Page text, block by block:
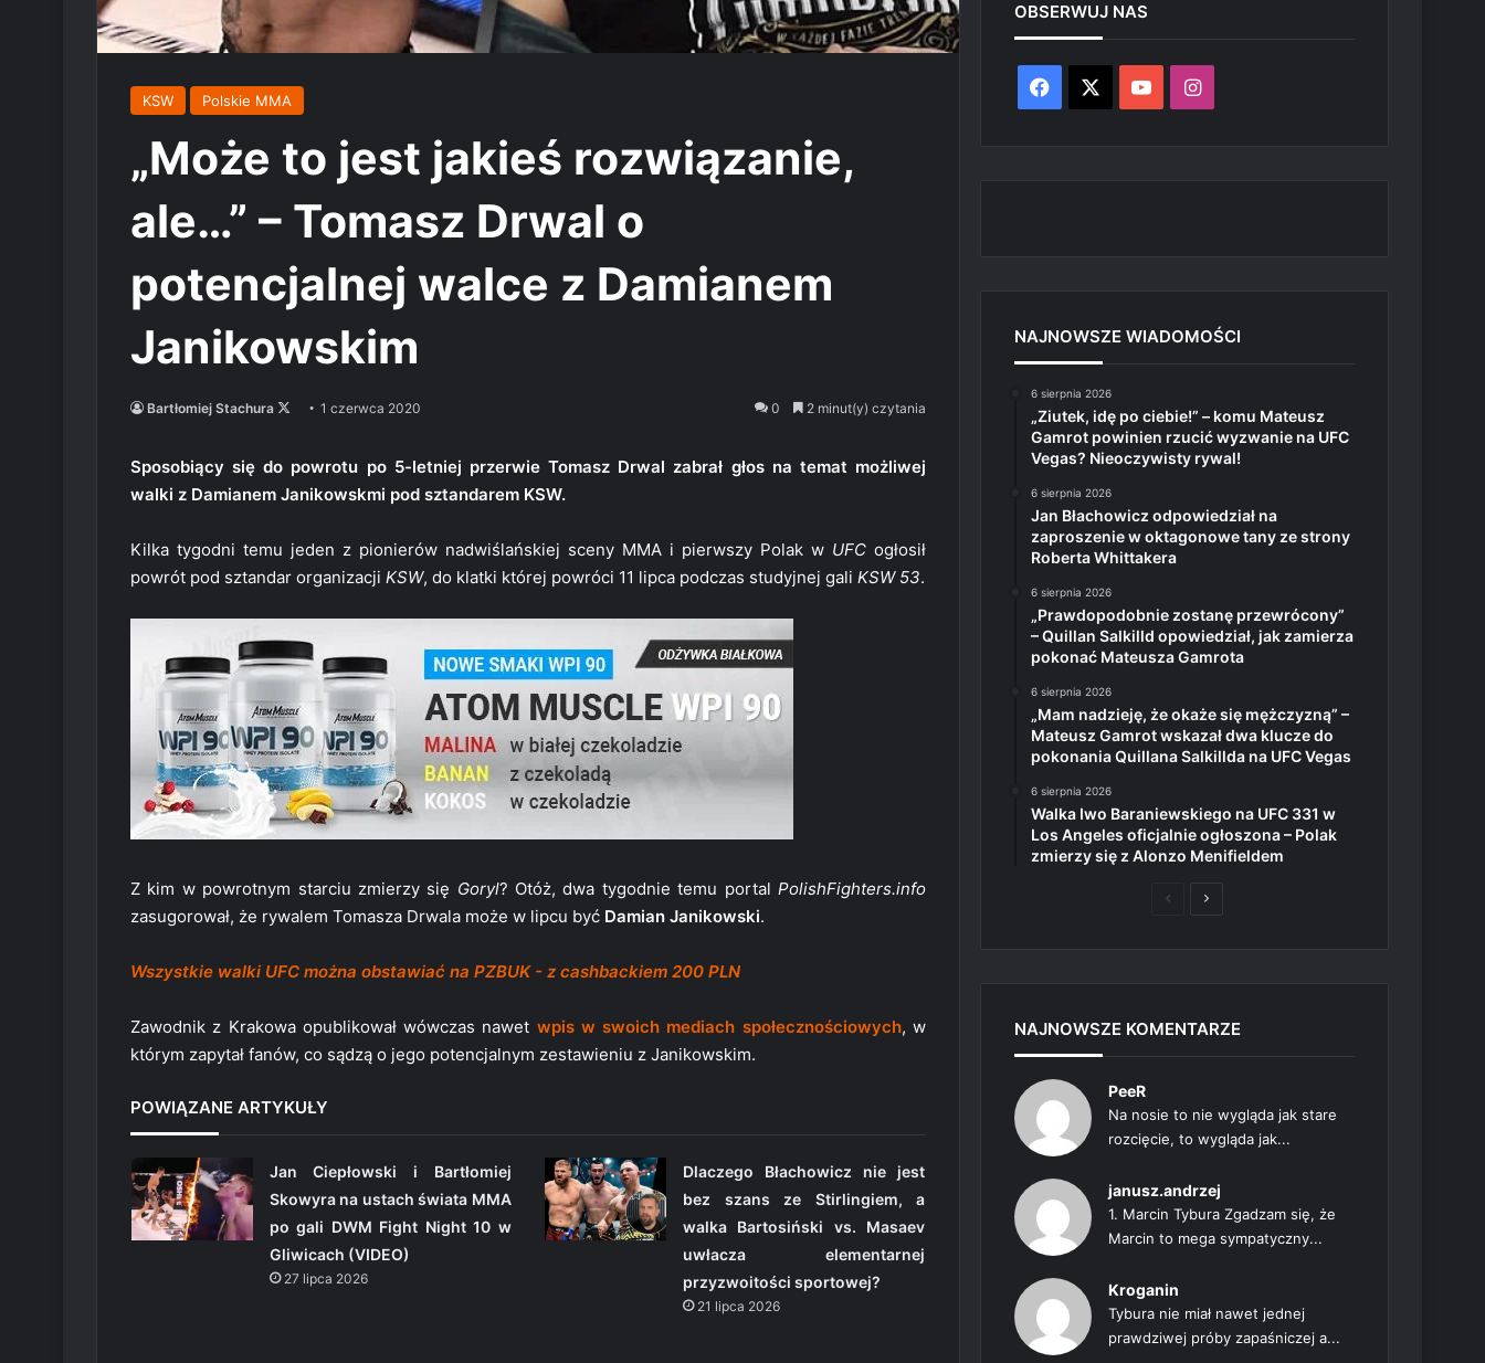
KSW Polskie MMA
„Może to jest jakieś rozwiązanie,
ale…” – Tomasz Drwal o
potencjalnej walce z Damianem
Janikowskim
Bartłomiej Stachura
Follow
X
1 czerwca 2020 0 2 minut(y) czytania
Sposobiący się do powrotu po 5-letniej przerwie Tomasz Drwal zabrał głos na temat możliwej
walki z Damianem Janikowskmi pod sztandarem KSW.
Kilka tygodni temu jeden z pionierów nadwiślańskiej sceny MMA i pierwszy Polak w UFC ogłosił
powrót pod sztandar organizacji KSW, do klatki której powróci 11 lipca podczas studyjnej gali KSW 53.
Z kim w powrotnym starciu zmierzy się Goryl? Otóż, dwa tygodnie temu portalPolishFighters.info
zasugorował, że rywalem Tomasza Drwala może w lipcu być Damian Janikowski.
Wszystkie walki UFC można obstawiać na PZBUK - z cashbackiem 200 PLN
Zawodnik z Krakowa opublikował wówczas nawet wpis w swoich mediach społecznościowych, w
którym zapytał fanów, co sądzą o jego potencjalnym zestawieniu z Janikowskim.
POWIĄZANE ARTYKUŁY
Jan Ciepłowski i Bartłomiej
Skowyra na ustach świata MMA
po gali DWM Fight Night 10 w
Gliwicach (VIDEO)
27 lipca 2026
Dlaczego Błachowicz nie jest
bez szans ze Stirlingiem, a
walka Bartosiński vs. Masaev
uwłacza elementarnej
przyzwoitości sportowej?
21 lipca 2026
OBSERWUJ NAS
Facebook YouTubeInstagram
NAJNOWSZE WIADOMOŚCI
6 sierpnia 2026
„Ziutek, idę po ciebie!” – komu Mateusz
Gamrot powinien rzucić wyzwanie na UFC
Vegas? Nieoczywisty rywal!
6 sierpnia 2026
Jan Błachowicz odpowiedział na
zaproszenie w oktagonowe tany ze strony
Roberta Whittakera
6 sierpnia 2026
„Prawdopodobnie zostanę przewrócony”
– Quillan Salkilld opowiedział, jak zamierza
pokonać Mateusza Gamrota
6 sierpnia 2026
„Mam nadzieję, że okaże się mężczyzną” –
Mateusz Gamrot wskazał dwa klucze do
pokonania Quillana Salkillda na UFC Vegas
6 sierpnia 2026
Walka Iwo Baraniewskiego na UFC 331 w
Los Angeles oficjalnie ogłoszona – Polak
zmierzy się z Alonzo Menifieldem
PoprzedniaNastępna
NAJNOWSZE KOMENTARZE
PeeR
Na nosie to nie wygląda jak stare
rozcięcie, to wygląda jak...
janusz.andrzej
1. Marcin Tybura Zgadzam się, że
Marcin to mega sympatyczny...
Kroganin
Tybura nie miał nawet jednej
prawdziwej próby zapaśniczej a...